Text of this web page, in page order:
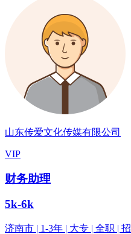
山东传爱文化传媒有限公司
VIP
财务助理
5k-6k
济南市 | 1-3年 | 大专 | 全职 |